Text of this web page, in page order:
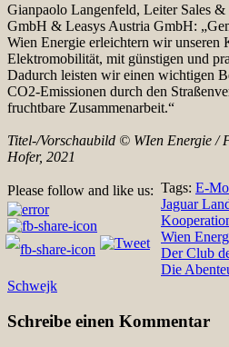
Gianpaolo Langenfeld, Leiter Sales
GmbH & Leasys Austria GmbH:
Wien Energie erleichtern wir unseren
Elektromobilität, mit günstigen und
Dadurch leisten wir einen wichtigen
CO2-Emissionen durch den
fruchtbare Zusammenarbeit.“
Titel-/Vorschaubild © WIen Energie
Hofer, 2021
Please follow and like us: Tags: E-
Jaguar
Wien
BeitragsnavigationDer Club
Die
Schwejk
Schreibe einen Kommentar